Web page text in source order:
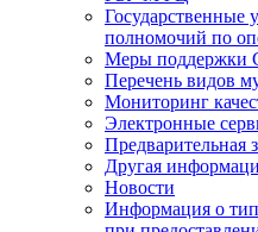
Государственные
полномочий по
Меры поддержки
Перечень видов
Мониторинг
Электронные
Предварительная
Другая
Новости
Информация о